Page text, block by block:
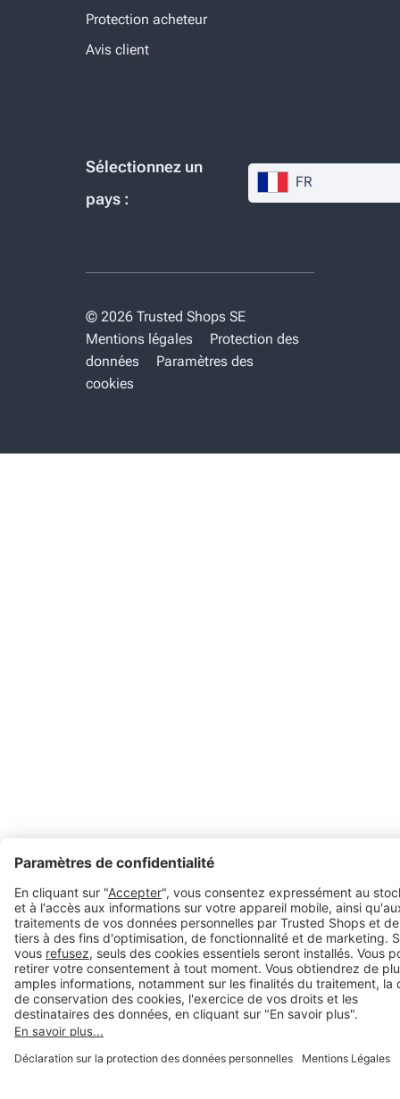
Protection acheteur
Avis client
Sélectionnez un
pays :
FR
© 2026 Trusted Shops SE
Mentions légales
Protection des
données
Paramètres des
cookies